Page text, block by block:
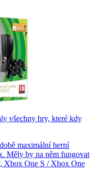
všechny hry, které kdy
maximální herní
Měly by na něm fungovat
Xbox One S / Xbox One